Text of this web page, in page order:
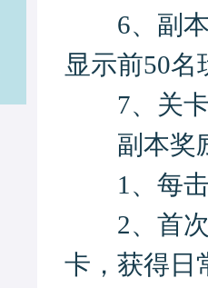
6、副本
显示前50名
7、关卡
副本奖
1、每击
2、首次
卡，获得日